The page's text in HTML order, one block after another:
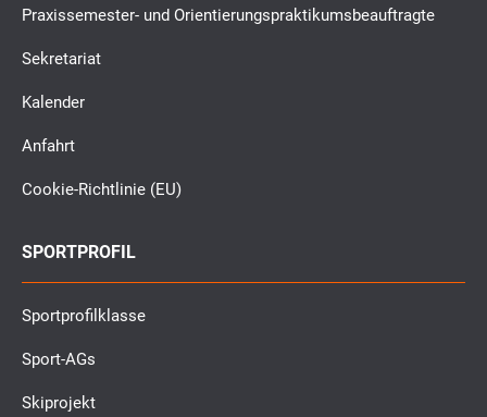
Praxissemester- und Orientierungspraktikumsbeauftragte
Sekretariat
Kalender
Anfahrt
Cookie-Richtlinie (EU)
SPORTPROFIL
Sportprofilklasse
Sport-AGs
Skiprojekt